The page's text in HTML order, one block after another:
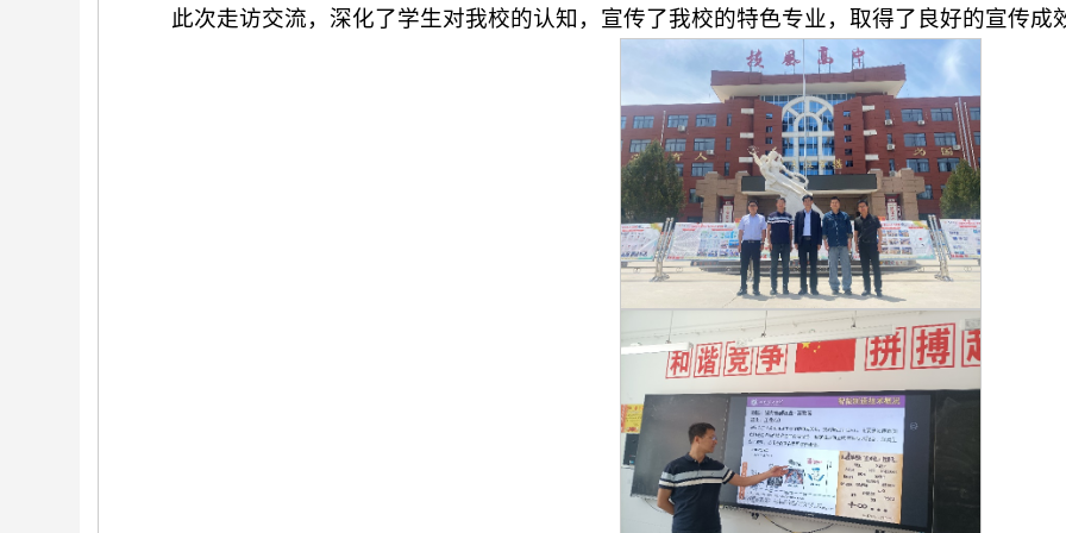
此次走访交流，深化了学生对我校的认知，宣传了我校的特色专业，取得了良好的宣传成